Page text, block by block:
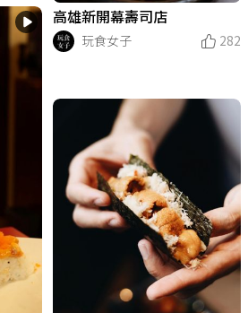
高雄新開幕壽司店
玩食女子
282